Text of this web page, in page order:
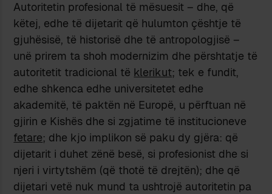
Autoritetin profesional të mësuesit – dhe, që
këtej, edhe të dijetarit që hulumton çështje të
gjuhësisë, të historisë dhe të antropologjisë –
unë prirem ta shoh modernizim dhe përshtatje të
autoritetit tradicional të klerikut; tek e fundit,
edhe shkenca edhe universitetet edhe
akademitë, të paktën në Europë, u përftuan në
gjirin e Kishës dhe si zgjatime të institucioneve
fetare; dhe kjo implikon së paku dy gjëra: që
dijetarit i duhet zënë besë, si profesionist dhe si
njeri i virtytshëm (që thotë të drejtën); dhe që
dijetari vetë nuk mund ta ushtrojë autoritetin pa